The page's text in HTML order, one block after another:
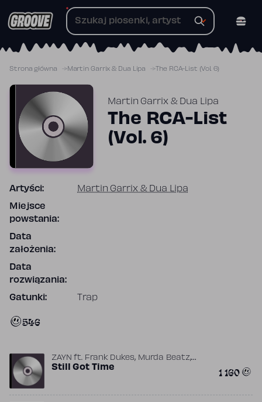
do
Strona główna Martin Garrix & Dua Lipa The RCA-List (Vol. 6)
Martin Garrix & Dua Lipa
The RCA-List
(Vol. 6)
Artyści: Martin Garrix & Dua Lipa
Miejsce
powstania:
Data
założenia:
Data
rozwiązania:
Gatunki: Trap
546
ZAYN ft. Frank Dukes, Murda Beatz,
PARTYNEXTDOOR
Still Got Time 1 160